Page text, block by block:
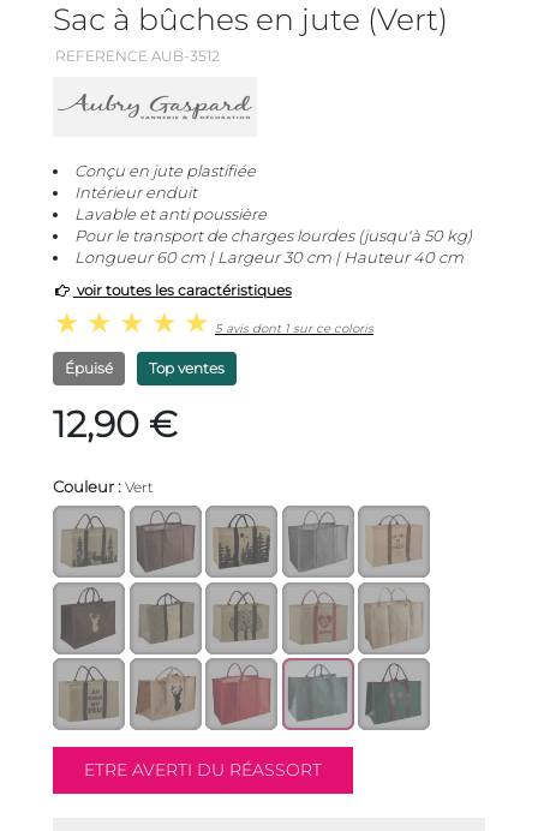
Sac à bûches en jute (Vert)
REFERENCE AUB-3512
Conçu en jute plastifiée
Intérieur enduit
Lavable et anti poussière
Pour le transport de charges lourdes (jusqu'à 50 kg)
Longueur 60 cm | Largeur 30 cm | Hauteur 40 cm
voir toutes les caractéristiques
5 avis dont 1 sur ce coloris
Épuisé Top ventes
12,90 €
Couleur : Vert